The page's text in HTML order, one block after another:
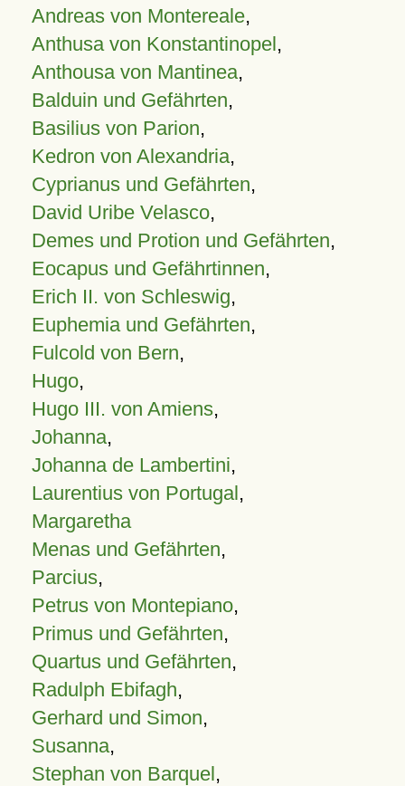
Andreas von Montereale,
Anthusa von Konstantinopel,
Anthousa von Mantinea,
Balduin und Gefährten,
Basilius von Parion,
Kedron von Alexandria,
Cyprianus und Gefährten,
David Uribe Velasco,
Demes und Protion und Gefährten,
Eocapus und Gefährtinnen,
Erich II. von Schleswig,
Euphemia und Gefährten,
Fulcold von Bern,
Hugo,
Hugo III. von Amiens,
Johanna,
Johanna de Lambertini,
Laurentius von Portugal,
Margaretha
Menas und Gefährten,
Parcius,
Petrus von Montepiano,
Primus und Gefährten,
Quartus und Gefährten,
Radulph Ebifagh,
Gerhard und Simon,
Susanna,
Stephan von Barquel,